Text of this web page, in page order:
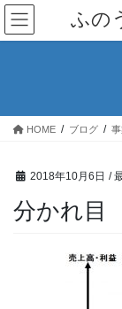
コ
ン
テ
ス
ナ
ビ
ゲ
ン
ふの
HOME ブログ
2018年10月6日 /
分かれ目